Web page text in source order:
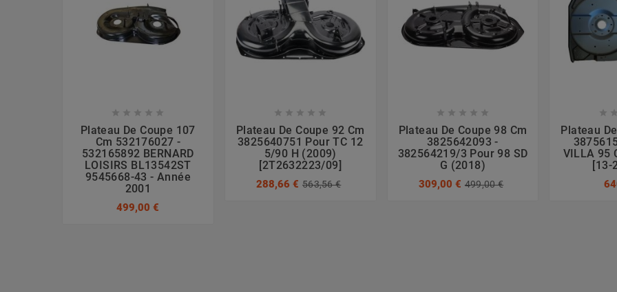
    
Plateau De Coupe 107
Cm 532176027 -
532165892 BERNARD
LOISIRS BL13542ST
9545668-43 - Année
2001
499,00 €
    
Plateau De Coupe 92 Cm
3825640751 Pour TC 12
5/90 H (2009)
[2T2632223/09]
288,66 € 563,56 €
    
Plateau De Coupe 98 Cm
3825642093 -
382564219/3 Pour 98 SD
G (2018)
309,00 € 499,00 €
 
Plateau
VILLA 95
[13-